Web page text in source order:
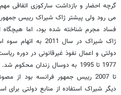
گرچه احضار و بازداشت سارکوزی اتفاقی
فساد مجرم شناخته شده بود، اما
ژاک شیراک در سال
دولتی و اعمال نفوذ غیرقانونی در دوره
تا 2007 رییس جمهور فرانسه بود از
دیگر شیراک استفاده از منابع دولتی برای